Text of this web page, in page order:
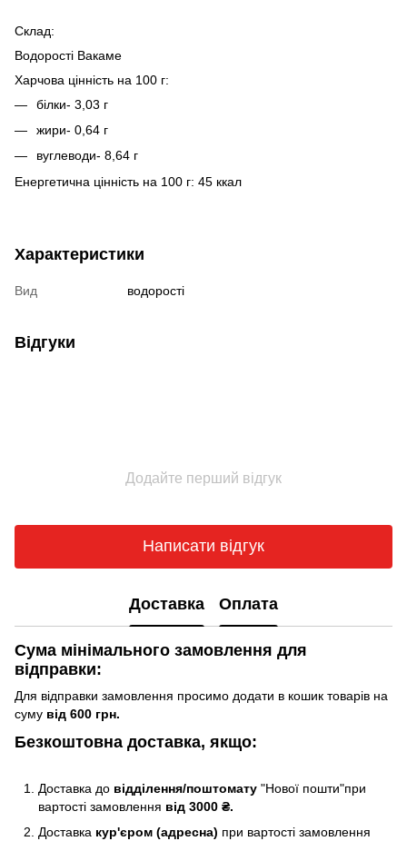
Склад:
Водорості Вакаме
Харчова цінність на 100 г:
білки- 3,03 г
жири- 0,64 г
вуглеводи- 8,64 г
Енергетична цінність на 100 г: 45 ккал
Характеристики
Вид водорості
Відгуки
Додайте перший відгук
Написати відгук
Доставка Оплата
Сума мінімального замовлення для
відправки:
Для відправки замовлення просимо додати в кошик товарів на
суму від 600 грн.
Безкоштовна доставка, якщо:
Доставка до відділення/поштомату "Нової пошти"при
вартості замовлення від 3000 ₴.
Доставка кур'єром (адресна) при вартості замовлення